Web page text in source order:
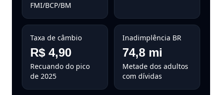
FMI/BCP/BM
Taxa de câmbio
R$ 4,90
Recuando do pico
de 2025
Inadimplência BR
74,8 mi
Metade dos adultos
com dívidas